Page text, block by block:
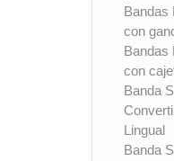
Bandas
con
Bandas
con
Banda
Lingual
Banda